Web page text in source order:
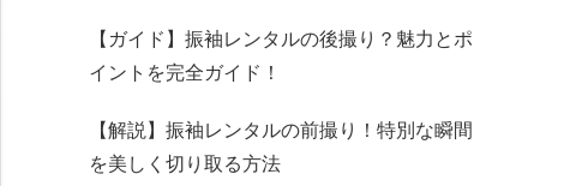
【ガイド】振袖レンタルの後撮り？魅力とポ
イントを完全ガイド！
【解説】振袖レンタルの前撮り！特別な瞬間
を美しく切り取る方法